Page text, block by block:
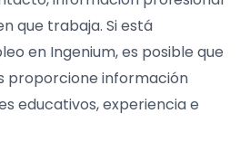
que trabaja. Si está
en Ingenium, es posible que
proporcione información
educativos, experiencia e